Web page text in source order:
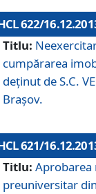
622/
Titlu:
cumpărarea
deţinut de S.C.
Braşov.
621/
Titlu:
preuniversitar